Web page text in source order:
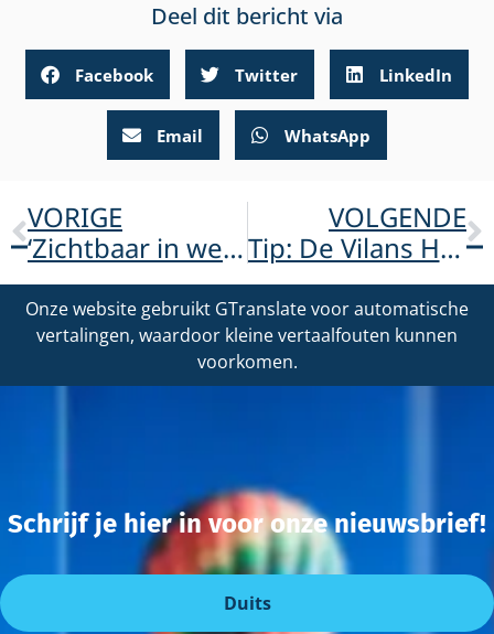
Deel dit bericht via
Facebook Twitter LinkedIn
Email WhatsApp
VORIGE
‘Zichtbaar in werk’ helpt je om werk te vinden
VOLGENDE
Tip: De Vilans Hulpmiddelenwijzer!
Onze website gebruikt GTranslate voor automatische
vertalingen, waardoor kleine vertaalfouten kunnen
voorkomen.
Schrijf je hier in voor onze nieuwsbrief!
Duits